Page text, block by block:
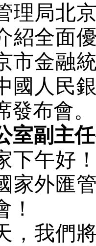
理局北
紹全面
市金融
國人民
發布會
室副主
下午好
家外匯
！
，我們